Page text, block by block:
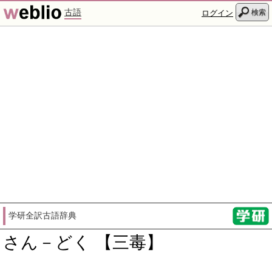
古語 ログイン 検索
学研全訳古語辞典
さん－どく 【三毒】